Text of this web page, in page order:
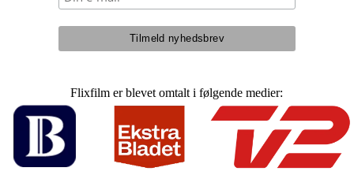
Flixfilm er blevet omtalt i følgende medier: